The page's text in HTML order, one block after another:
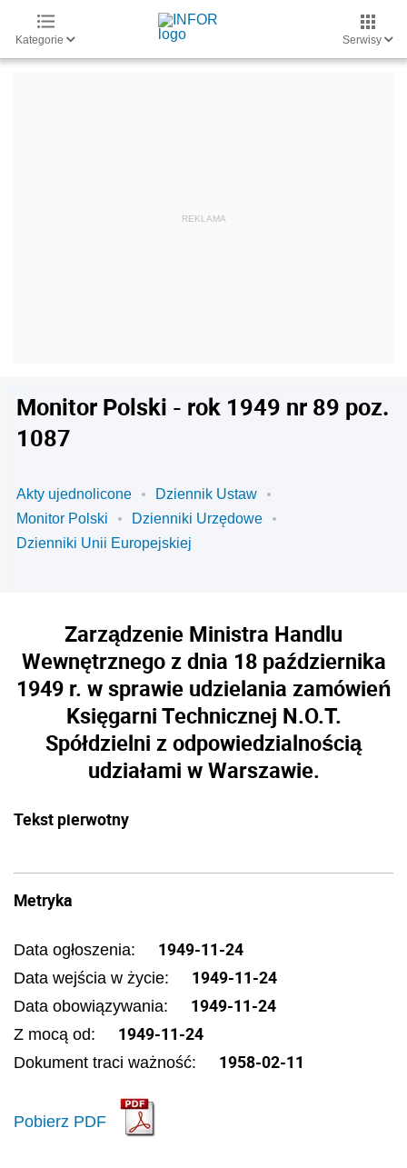
Kategorie Serwisy
Monitor Polski - rok 1949 nr 89 poz.
1087
Akty ujednolicone
Dziennik Ustaw
Monitor Polski
Dzienniki Urzędowe
Dzienniki Unii Europejskiej
Zarządzenie Ministra Handlu
Wewnętrznego z dnia 18 października
1949 r. w sprawie udzielania zamówień
Księgarni Technicznej N.O.T.
Spółdzielni z odpowiedzialnością
udziałami w Warszawie.
Tekst pierwotny
Metryka
Data ogłoszenia: 1949-11-24
Data wejścia w życie: 1949-11-24
Data obowiązywania: 1949-11-24
Z mocą od: 1949-11-24
Dokument traci ważność: 1958-02-11
Pobierz PDF